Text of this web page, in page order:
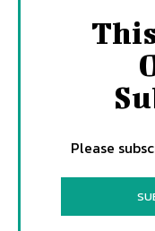
Please